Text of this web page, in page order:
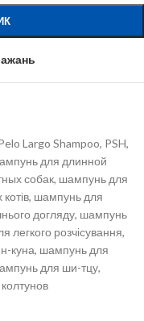
Largo Shampoo, PSH,
для длинной
собак, шампунь для
, шампунь для
догляду, шампунь
легкого розчісування,
куна, шампунь для
для ши-тцу,